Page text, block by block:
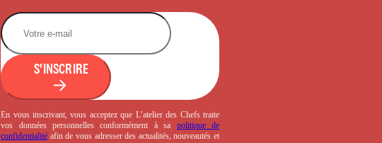
S'INSCRIRE
En vous inscrivant, vous acceptez que L’atelier des Chefs traite
vos données personnelles conformément à sa politique de
confidentialité afin de vous adresser des actualités, nouveautés et